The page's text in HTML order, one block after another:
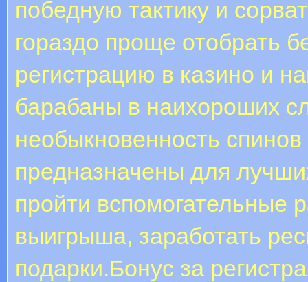
победную тактику и
гораздо проще отобрать
регистрацию в казино и
барабаны в наихороших
необыкновенность
предназначены для
пройти вспомогательные
выигрыша, заработать
подарки.Бонус за